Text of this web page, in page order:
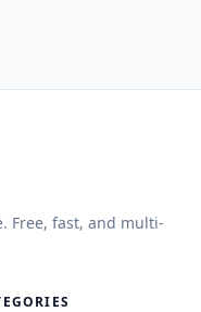
Free, fast, and multi-